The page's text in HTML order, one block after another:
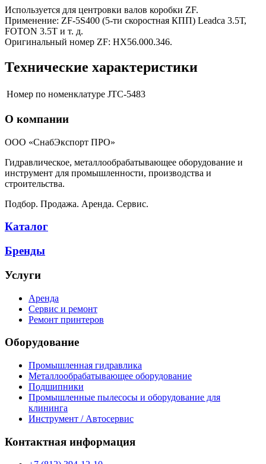
Используется для центровки валов коробки ZF.
Применение: ZF-5S400 (5-ти скоростная КПП) Leadca 3.5Т,
FOTON 3.5T и т. д.
Оригинальный номер ZF: НХ56.000.346.
Технические характеристики
Номер по номенклатуре JTC-5483
О компании
ООО «СнабЭкспорт ПРО»
Гидравлическое, металлообрабатывающее оборудование и
инструмент для промышленности, производства и
строительства.
Подбор. Продажа. Аренда. Сервис.
Каталог
Бренды
Услуги
Аренда
Сервис и ремонт
Ремонт принтеров
Оборудование
Промышленная гидравлика
Металлообрабатывающее оборудование
Подшипники
Промышленные пылесосы и оборудование для
клининга
Инструмент / Автосервис
Контактная информация